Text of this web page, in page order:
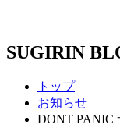
SUGIRIN
トップ
お知らせ
DONT PANIC